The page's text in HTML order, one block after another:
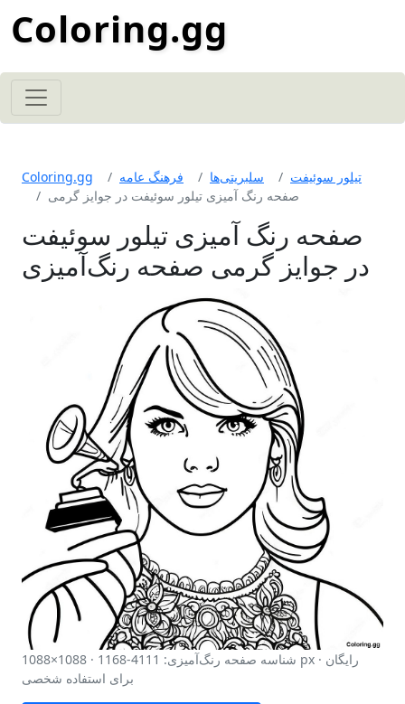
Coloring.gg
Coloring.gg فرهنگ عامه سلبریتی‌ها
تیلور سوئیفت
صفحه رنگ آمیزی تیلور سوئیفت در جوایز گرمی
صفحه رنگ آمیزی تیلور سوئیفت
در جوایز گرمی صفحه رنگ‌آمیزی
شناسه صفحه رنگ‌آمیزی: 4111-1168 · 1088×1088 px · رایگان
برای استفاده شخصی